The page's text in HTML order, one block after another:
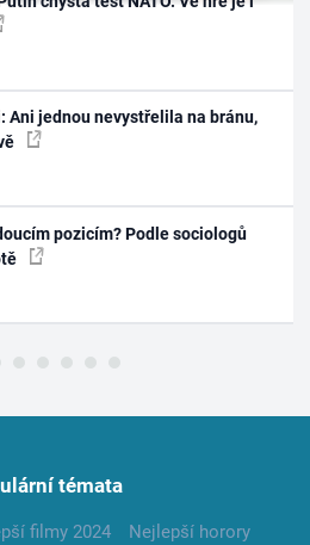
Ani jednou nevystřelila na bránu,
pozicím? Podle sociologů
témata
filmy 2024
Nejlepší horory